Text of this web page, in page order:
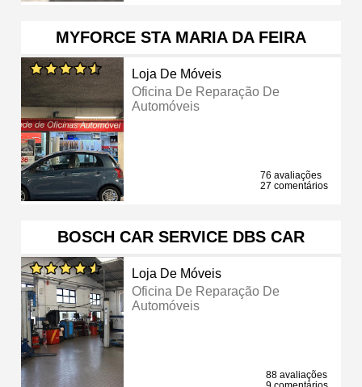
MYFORCE STA MARIA DA FEIRA
Loja De Móveis
Oficina De Reparação De
Automóveis
76 avaliações
27 comentários
BOSCH CAR SERVICE DBS CAR
Loja De Móveis
Oficina De Reparação De
Automóveis
88 avaliações